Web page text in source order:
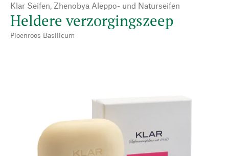
Klar Seifen, Zhenobya Aleppo- und Naturseifen
Heldere verzorgingszeep
Pioenroos Basilicum